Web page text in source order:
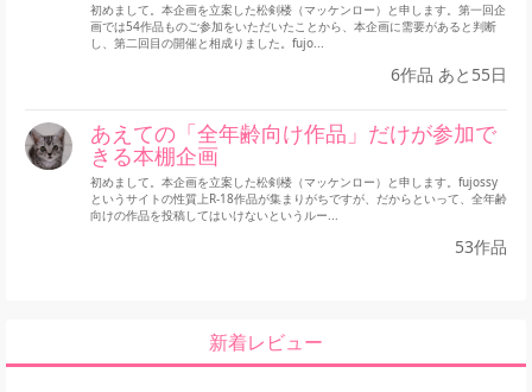
初めまして。本企画を立案した松剣楼（マッケンロー）と申します。第一回企
画では54作品ものご参加をいただいたことから、本企画に需要があると判断
し、第二回目の開催と相成りました。fujo...
6作品 あと55日
あえての「全年齢向け作品」だけが参加で
きる本棚企画
初めまして。本企画を立案した松剣楼（マッケンロー）と申します。fujossy
というサイトの性質上R-18作品が集まりがちですが、だからといって、全年齢
向けの作品を投稿してはいけないというルー...
53作品
新着レビュー